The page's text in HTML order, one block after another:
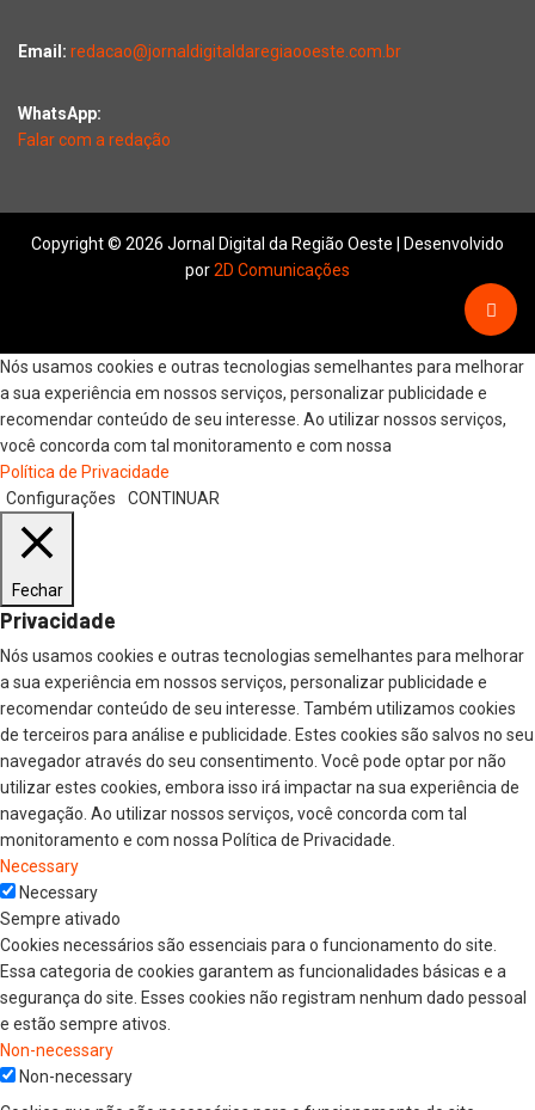
Email: redacao@jornaldigitaldaregiaooeste.com.br
WhatsApp:
Falar com a redação
Copyright © 2026 Jornal Digital da Região Oeste | Desenvolvido
por2D Comunicações
Nós usamos cookies e outras tecnologias semelhantes para melhorar
a sua experiência em nossos serviços, personalizar publicidade e
recomendar conteúdo de seu interesse. Ao utilizar nossos serviços,
você concorda com tal monitoramento e com nossa
Política de Privacidade
Configurações
CONTINUAR
Fechar
Privacidade
Nós usamos cookies e outras tecnologias semelhantes para melhorar
a sua experiência em nossos serviços, personalizar publicidade e
recomendar conteúdo de seu interesse. Também utilizamos cookies
de terceiros para análise e publicidade. Estes cookies são salvos no seu
navegador através do seu consentimento. Você pode optar por não
utilizar estes cookies, embora isso irá impactar na sua experiência de
navegação. Ao utilizar nossos serviços, você concorda com tal
monitoramento e com nossa Política de Privacidade.
Necessary
Necessary
Sempre ativado
Cookies necessários são essenciais para o funcionamento do site.
Essa categoria de cookies garantem as funcionalidades básicas e a
segurança do site. Esses cookies não registram nenhum dado pessoal
e estão sempre ativos.
Non-necessary
Non-necessary